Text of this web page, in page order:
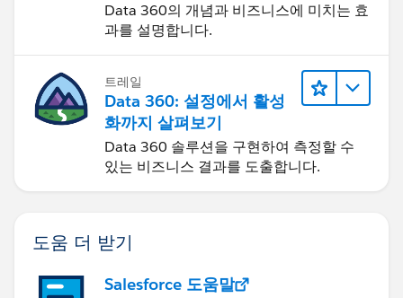
Data 360의 개념과 비즈니스에 미치는 효
과를 설명합니다.
트레일
Data 360: 설정에서 활성
화까지 살펴보기
Data 360 솔루션을 구현하여 측정할 수
있는 비즈니스 결과를 도출합니다.
도움 더 받기
Salesforce 도움말